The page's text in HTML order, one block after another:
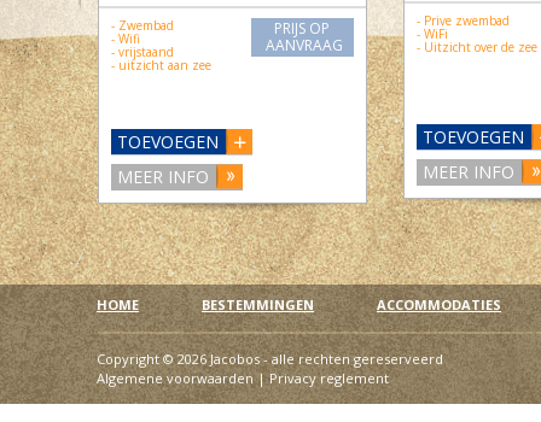
- Zwembad
- Wifi
- vrijstaand
- uitzicht aan zee
PRIJS OP
AANVRAAG
TOEVOEGEN
MEER INFO
- Prive zwembad
- WiFi
- Uitzicht over de zee
TOEVOEGEN
MEER INFO
HOME BESTEMMINGEN ACCOMMODATIES
Copyright © 2026 Jacobos - alle rechten gereserveerd
Algemene voorwaarden|Privacy reglement